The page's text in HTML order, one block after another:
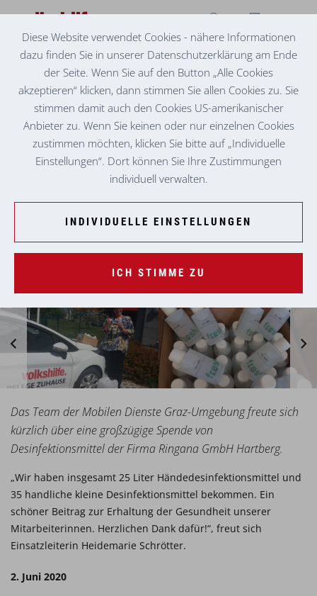
SOZIALZENTRUM GRAZ-UMGEBUNG
RINGANA SPENDET DESINFEKTIONSMITTEL
Das Team der Mobilen Dienste Graz-Umgebung freute sich
kürzlich über eine großzügige Spende von
Desinfektionsmittel der Firma Ringana GmbH Hartberg.
„Wir haben insgesamt 25 Liter Händedesinfektionsmittel und
35 handliche kleine Desinfektionsmittel bekommen. Ein
schöner Beitrag zur Erhaltung der Gesundheit unserer
Mitarbeiterinnen. Herzlichen Dank dafür!“, freut sich
Einsatzleiterin Heidemarie Schrötter.
2. Juni 2020
Diese Website verwendet Cookies - nähere Informationen
dazu finden Sie in unserer Datenschutzerklärung am Ende
der Seite. Wenn Sie auf den Button „Alle Cookies
akzeptieren“ klicken, dann stimmen Sie allen Cookies zu. Sie
stimmen damit auch den Cookies US-amerikanischer
Anbieter zu. Wenn Sie keinen oder nur einzelnen Cookies
zustimmen möchten, klicken Sie bitte auf „Individuelle
Einstellungen“. Dort können Sie Ihre Zustimmungen
individuell verwalten.
INDIVIDUELLE EINSTELLUNGEN
ICH STIMME ZU